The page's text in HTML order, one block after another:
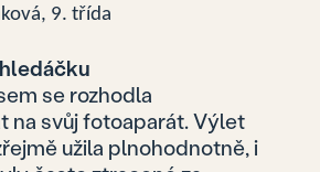
9. třída
se rozhodla
na svůj fotoaparát. Výlet
užila plnohodnotně, i